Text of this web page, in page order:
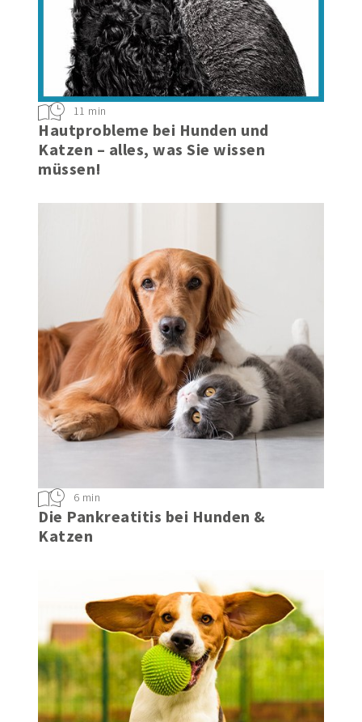
Hautprobleme bei Hunden und
Katzen – alles, was Sie wissen
müssen!
11 min
Die Pankreatitis bei Hunden &
Katzen
6 min